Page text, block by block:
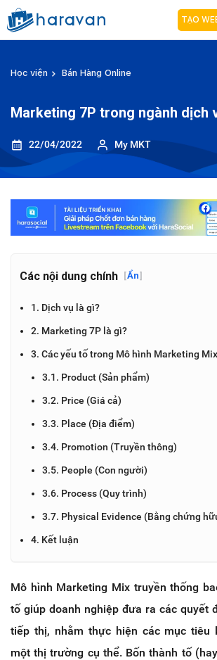
TẠO
Học viện Bán Hàng Online
Marketing 7P trong ngành dịch
22/04/2022 My MKT
Các nội dung chính [Ẩn]
1. Dịch vụ là gì?
2. Marketing 7P là gì?
3. Các yếu tố trong Mô hình Marketing
3.1. Product (Sản phẩm)
3.2. Price (Giá cả)
3.3. Place (Địa điểm)
3.4. Promotion (Truyền thông)
3.5. People (Con người)
3.6. Process (Quy trình)
3.7. Physical Evidence (Bằng chứng
4. Kết luận
Mô hình Marketing Mix truyền thống
tố giúp doanh nghiệp đưa ra các quyết
tiếp thị, nhằm thực hiện các mục tiêu
một thị trường cụ thể. Bốn thành tố